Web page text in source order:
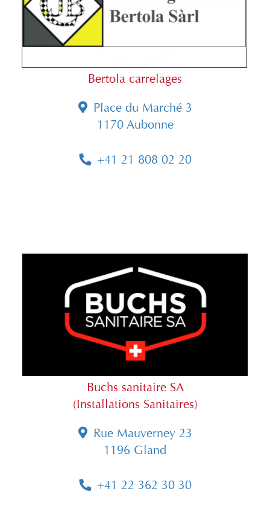
Bertola carrelages
Place du Marché 3
1170 Aubonne
+41 21 808 02 20
Buchs sanitaire SA
(Installations Sanitaires)
Rue Mauverney 23
1196 Gland
+41 22 362 30 30